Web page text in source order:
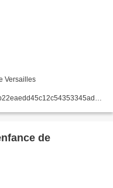
Versailles
de